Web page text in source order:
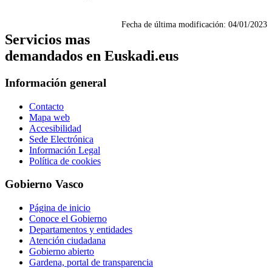
Fecha de última modificación: 04/01/2023
Servicios mas
demandados en Euskadi.eus
Información general
Contacto
Mapa web
Accesibilidad
Sede Electrónica
Información Legal
Política de cookies
Gobierno Vasco
Página de inicio
Conoce el Gobierno
Departamentos y entidades
Atención ciudadana
Gobierno abierto
Gardena, portal de transparencia